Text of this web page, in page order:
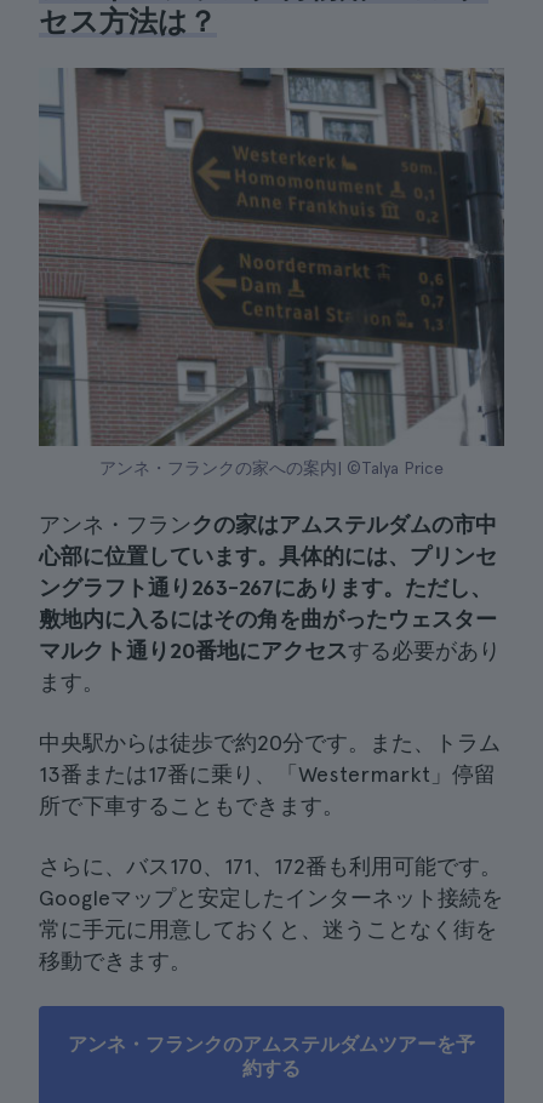
セス方法は？
アンネ・フランクの家への案内| ©Talya Price
アンネ・フランクの家はアムステルダムの市中
心部に位置しています。 具体的には、 プリンセ
ングラフト通り263-267にあります。ただし、
敷地内に入るにはその角を曲がったウェスター
マルクト通り20番地にアクセスする必要があり
ます。
中央駅からは徒歩で約20分です。また、トラム
13番または17番に乗り、「Westermarkt」停留
所で下車することもできます。
さらに、バス170、171、172番も利用可能です。
Googleマップと安定したインターネット接続を
常に手元に用意しておくと、迷うことなく街を
移動できます。
アンネ・フランクのアムステルダムツアーを予
約する